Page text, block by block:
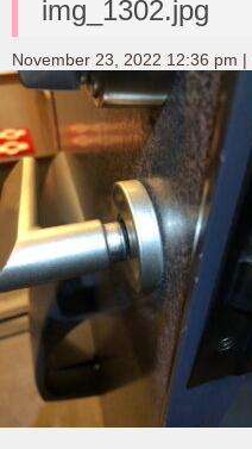
img_1302.jpg
November 23, 2022 12:36 pm